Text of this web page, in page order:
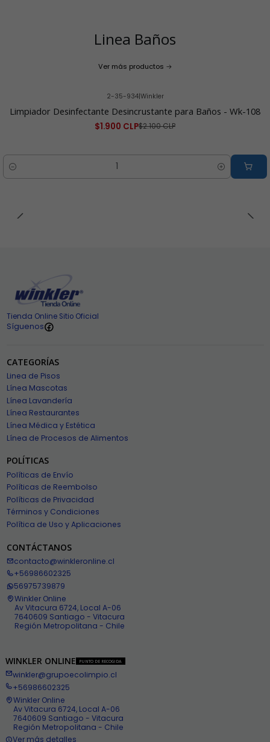
Linea Baños
Ver más productos
2-35-934|Winkler
Limpiador Desinfectante Desincrustante para Baños - Wk-108
$1.900 CLP$2.100 CLP
Cantidad
Tienda Online Sitio Oficial
Síguenos
CATEGORÍAS
Linea de Pisos
Línea Mascotas
Línea Lavandería
Línea Restaurantes
Línea Médica y Estética
Línea de Procesos de Alimentos
POLÍTICAS
Políticas de Envío
Políticas de Reembolso
Políticas de Privacidad
Términos y Condiciones
Política de Uso y Aplicaciones
CONTÁCTANOS
contacto@winkleronline.cl
+56986602325
56975739879
Winkler Online
Av Vitacura 6724, Local A-06
7640609 Santiago - Vitacura
Región Metropolitana - Chile
WINKLER ONLINE PUNTO DE RECOGIDA
winkler@grupoecolimpio.cl
+56986602325
Winkler Online
Av Vitacura 6724, Local A-06
7640609 Santiago - Vitacura
Región Metropolitana - Chile
Ver más detalles